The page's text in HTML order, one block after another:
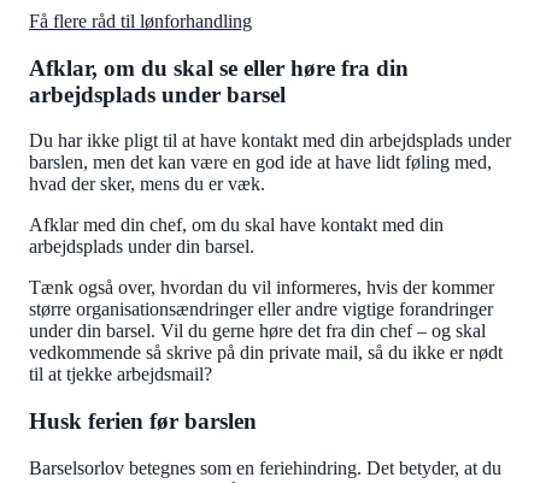
Få flere råd til lønforhandling
Afklar, om du skal se eller høre fra din
arbejdsplads under barsel
Du har ikke pligt til at have kontakt med din arbejdsplads under
barslen, men det kan være en god ide at have lidt føling med,
hvad der sker, mens du er væk.
Afklar med din chef, om du skal have kontakt med din
arbejdsplads under din barsel.
Tænk også over, hvordan du vil informeres, hvis der kommer
større organisationsændringer eller andre vigtige forandringer
under din barsel. Vil du gerne høre det fra din chef – og skal
vedkommende så skrive på din private mail, så du ikke er nødt
til at tjekke arbejdsmail?
Husk ferien før barslen
Barselsorlov betegnes som en feriehindring. Det betyder, at du